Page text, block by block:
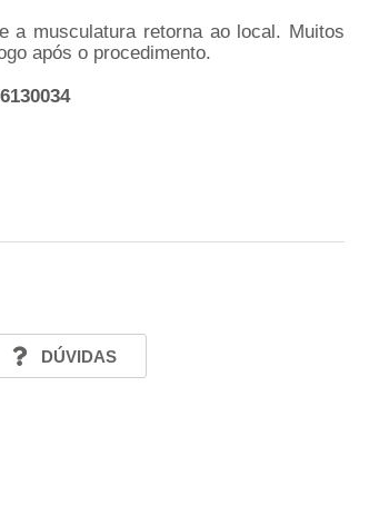
a musculatura retorna ao local. Muitos
após o procedimento.
DÚVIDAS